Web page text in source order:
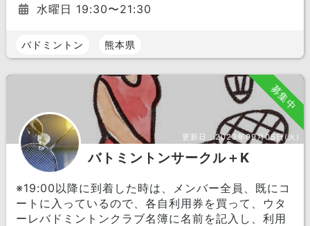
水曜日 19:30〜21:30
バドミントン 熊本県
募集中
更新日：2023年09月05日(火)
バトミントンサークル＋K
※19:00以降に到着した時は、メンバー全員、既にコ
ートに入っているので、各自利用券を買って、ウタ
ーレバドミントンクラブ名簿に名前を記入し、利用